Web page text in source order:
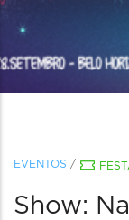
EVENTOS /
Show: